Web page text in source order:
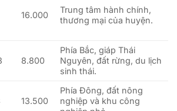
16.000
Trung tâm hành chính,
thương mại của huyện.
8.800
Phía Bắc, giáp Thái
Nguyên, đất rừng, du lịch
sinh thái.
13.500
Phía Đông, đất nông
nghiệp và khu công